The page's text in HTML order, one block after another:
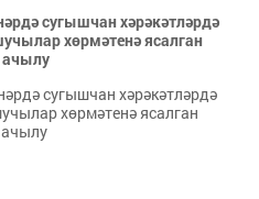
сугышчан хәрәкәтләрдә
хөрмәтенә ясалган
ачылу
сугышчан хәрәкәтләрдә
хөрмәтенә ясалган
ачылу